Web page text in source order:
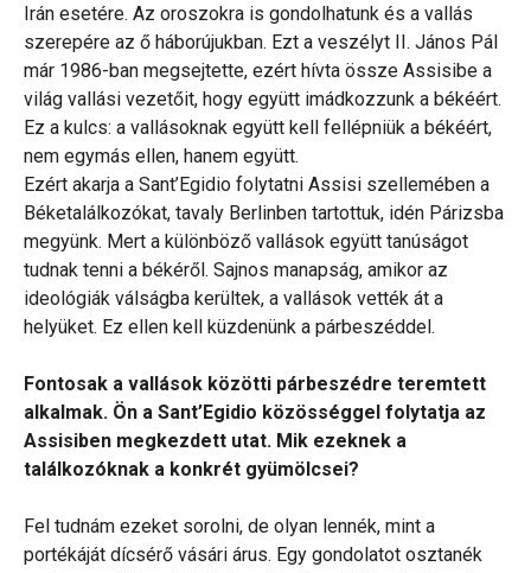
Irán esetére. Az oroszokra is gondolhatunk és a vallás
szerepére az ő háborújukban. Ezt a veszélyt II. János Pál
már 1986-ban megsejtette, ezért hívta össze Assisibe a
világ vallási vezetőit, hogy együtt imádkozzunk a békéért.
Ez a kulcs: a vallásoknak együtt kell fellépniük a békéért,
nem egymás ellen, hanem együtt.
Ezért akarja a Sant’Egidio folytatni Assisi szellemében a
Béketalálkozókat, tavaly Berlinben tartottuk, idén Párizsba
megyünk. Mert a különböző vallások együtt tanúságot
tudnak tenni a békéről. Sajnos manapság, amikor az
ideológiák válságba kerültek, a vallások vették át a
helyüket. Ez ellen kell küzdenünk a párbeszéddel.
Fontosak a vallások közötti párbeszédre teremtett
alkalmak. Ön a Sant’Egidio közösséggel folytatja az
Assisiben megkezdett utat. Mik ezeknek a
találkozóknak a konkrét gyümölcsei?
Fel tudnám ezeket sorolni, de olyan lennék, mint a
portékáját dícsérő vásári árus. Egy gondolatot osztanék